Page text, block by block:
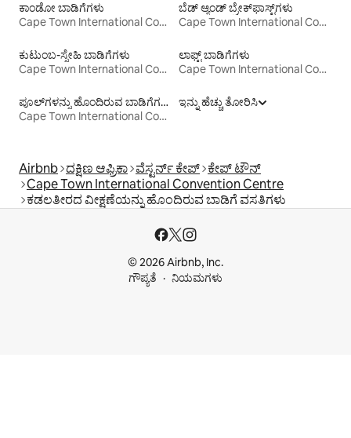
ಕಾಂಡೋ ಬಾಡಿಗೆಗಳು
Cape Town International Convention Centre
ಬೆಡ್ ಆ್ಯಂಡ್ ಬ್ರೇಕ್‌ಫಾಸ್ಟ್‌ಗಳು
Cape Town International Convention Centre
ಕುಟುಂಬ-ಸ್ನೇಹಿ ಬಾಡಿಗೆಗಳು
Cape Town International Convention Centre
ಲಾಫ್ಟ್‌ ಬಾಡಿಗೆಗಳು
Cape Town International Convention Centre
ಪೂಲ್‍ಗಳನ್ನು ಹೊಂದಿರುವ ಬಾಡಿಗೆಗಳು
Cape Town International Convention Centre
ಇನ್ನು ಹೆಚ್ಚು ತೋರಿಸಿ
Airbnb ದಕ್ಷಿಣ ಆಫ್ರಿಕಾ ವೆಸ್ಟರ್ನ್ ಕೇಪ್ ಕೇಪ್ ಟೌನ್
Cape Town International Convention Centre
ಕಡಲತೀರದ ವೀಕ್ಷಣೆಯನ್ನು ಹೊಂದಿರುವ ಬಾಡಿಗೆ ವಸತಿಗಳು
© 2026 Airbnb, Inc.
ಗೌಪ್ಯತೆ
ನಿಯಮಗಳು